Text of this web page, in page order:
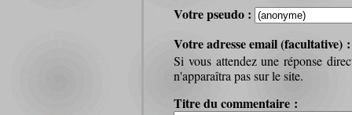
Votre pseudo :
Votre adresse email (facultative)
Si vous attendez une réponse
n'apparaîtra pas sur le site.
Titre du commentaire :